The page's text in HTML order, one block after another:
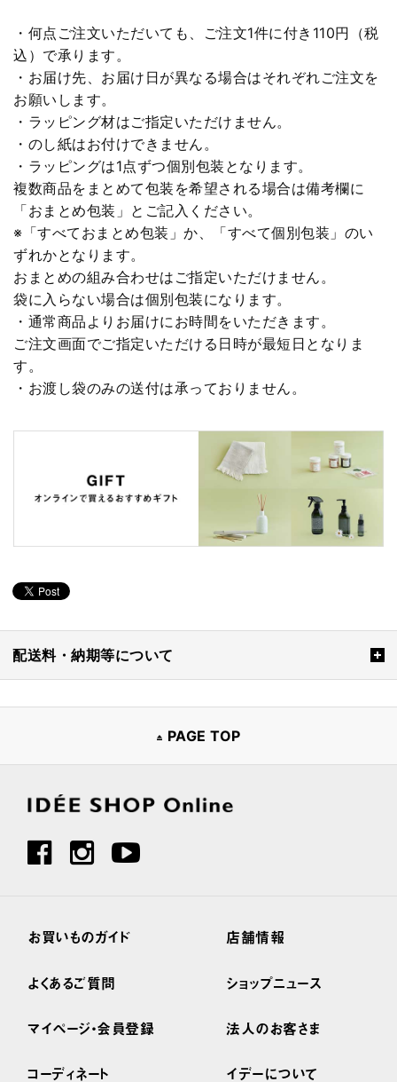
・何点ご注文いただいても、ご注文1件に付き110円（税
込）で承ります。
・お届け先、お届け日が異なる場合はそれぞれご注文を
お願いします。
・ラッピング材はご指定いただけません。
・のし紙はお付けできません。
・ラッピングは1点ずつ個別包装となります。
複数商品をまとめて包装を希望される場合は備考欄に
「おまとめ包装」とご記入ください。
※「すべておまとめ包装」か、「すべて個別包装」のい
ずれかとなります。
おまとめの組み合わせはご指定いただけません。
袋に入らない場合は個別包装になります。
・通常商品よりお届けにお時間をいただきます。
ご注文画面でご指定いただける日時が最短日となりま
す。
・お渡し袋のみの送付は承っておりません。
配送料・納期等について
PAGE TOP
お買いものガイド
よくあるご質問
マイページ・会員登録
コーディネート
店舗情報
ショップニュース
法人のお客さま
イデーについて